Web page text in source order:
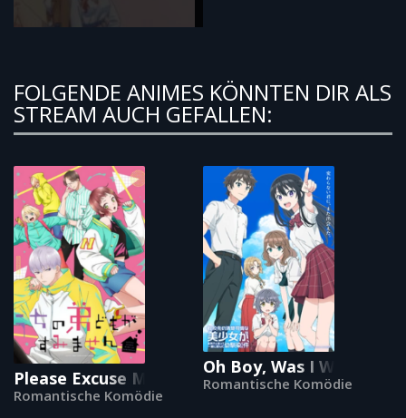
FOLGENDE ANIMES KÖNNTEN DIR ALS
STREAM AUCH GEFALLEN:
Please Excuse My Younger Brothers
Romantische Komödie
Oh Boy, Was I Wrong
Romantische Komödie